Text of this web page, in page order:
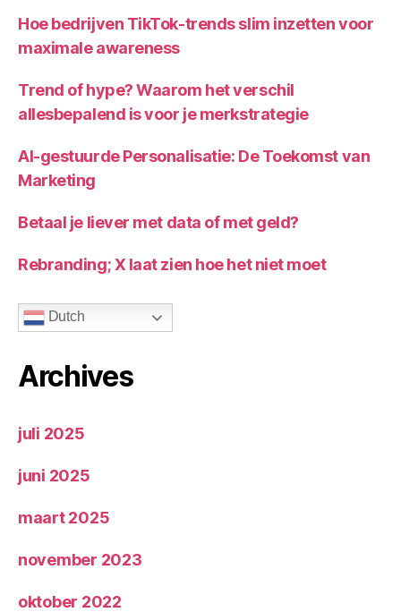
rk
e
n
Hoe bedrijven TikTok-trends slim inzetten voor
maximale awareness
Trend of hype? Waarom het verschil
allesbepalend is voor je merkstrategie
AI-gestuurde Personalisatie: De Toekomst van
Marketing
Betaal je liever met data of met geld?
Rebranding; X laat zien hoe het niet moet
Dutch
Archives
juli 2025
juni 2025
maart 2025
november 2023
oktober 2022